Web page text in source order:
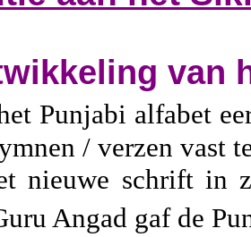
van
Punjabi alfabet
/ verzen vast
nieuwe schrift in
Angad gaf de